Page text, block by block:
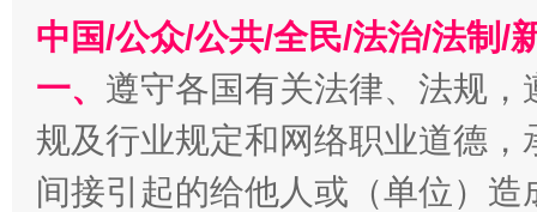
中国/公众/公共/全民/法治/法制/
一、 遵守各国有关法律、法规
规及行业规定和网络职业道德
间接引起的给他人或（单位）